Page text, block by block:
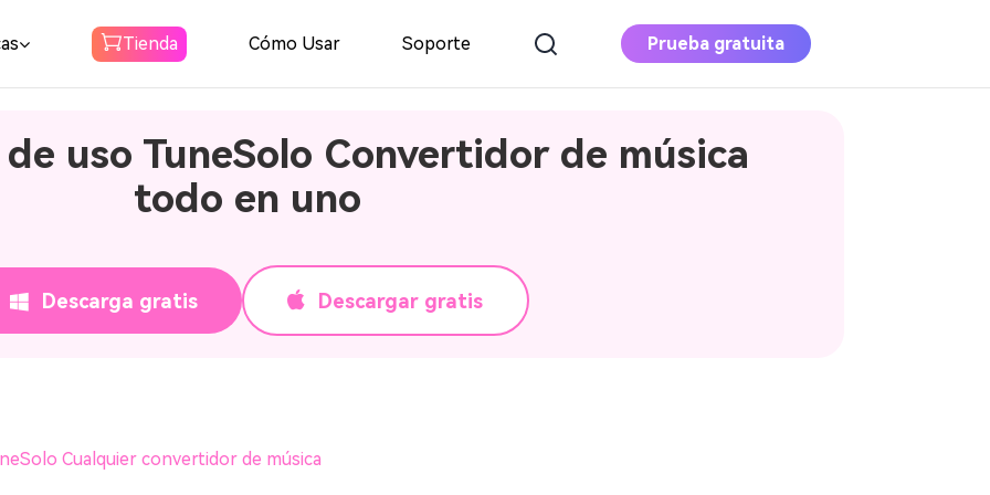
Spotify
Convertidor de
Amazon Music
Convertidor de
Audible
Tienda Cómo Usar Soporte Prueba gratuita
uso TuneSolo Convertidor de música
todo en uno
Descarga gratis Descargar gratis
Cualquier convertidor de música